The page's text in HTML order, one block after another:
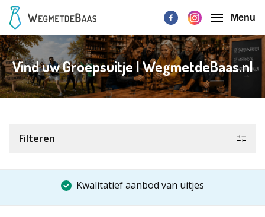
Menu
Vind uw Groepsuitje | WegmetdeBaas.nl
Filteren
Kwalitatief aanbod van uitjes